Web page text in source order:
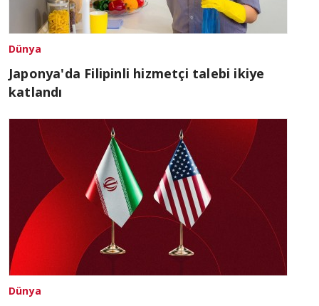
Dünya
Japonya'da Filipinli hizmetçi talebi ikiye
katlandı
Dünya